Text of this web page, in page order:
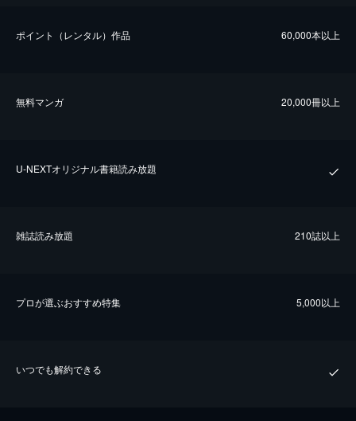
ポイント（レンタル）作品 60,000本以上
無料マンガ 20,000冊以上
U-NEXTオリジナル書籍読み放題
雑誌読み放題 210誌以上
プロが選ぶおすすめ特集 5,000以上
いつでも解約できる